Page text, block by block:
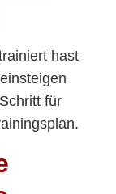
hast
für